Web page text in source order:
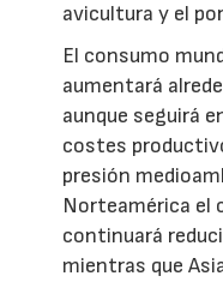
avicultura y el
El consumo
aumentará
aunque seguirá
costes
presión
Norteamérica el
continuará
mientras que